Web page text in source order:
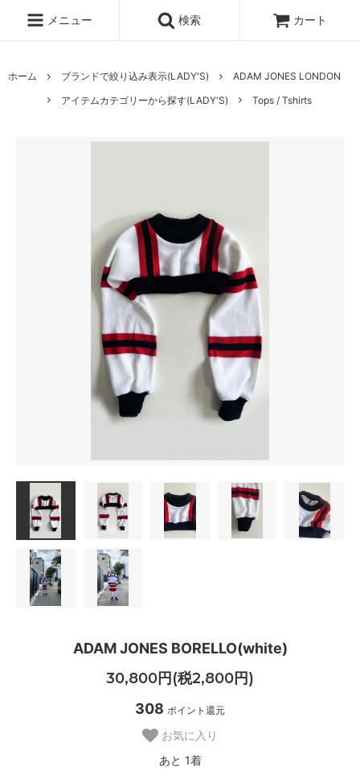
メニュー 検索 カート
ホーム ブランドで絞り込み表示(LADY'S)
ADAM JONES LONDON
アイテムカテゴリーから探す(LADY'S)
Tops / Tshirts
ADAM JONES BORELLO(white)
30,800円(税2,800円)
308 ポイント還元
お気に入り
あと 1着